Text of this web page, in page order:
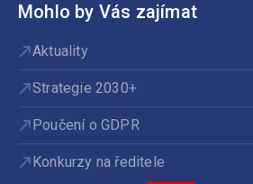
Mohlo by Vás zajímat
Aktuality
Strategie 2030+
Poučení o GDPR
Konkurzy na ředitele